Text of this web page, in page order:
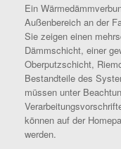
Ein
Außenbereich an der
Sie zeigen einen
Dämmschicht, einer
Oberputzschicht,
Bestandteile des
müssen unter
können auf der
werden.